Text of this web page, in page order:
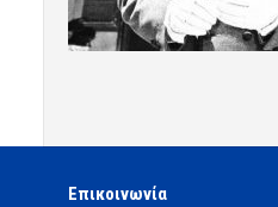
Επικοινωνία